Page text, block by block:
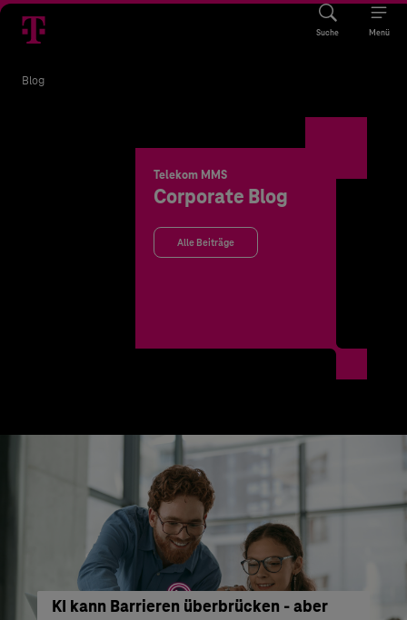
Suche Menü
Blog
Telekom MMS
Corporate Blog
Alle Beiträge
KI kann Barrieren überbrücken - aber